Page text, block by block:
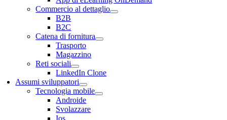
Commercio al dettaglio
B2B
B2C
Catena di fornitura
Trasporto
Magazzino
Reti sociali
LinkedIn Clone
Assumi sviluppatori
Tecnologia mobile
Androide
Svolazzare
Ios